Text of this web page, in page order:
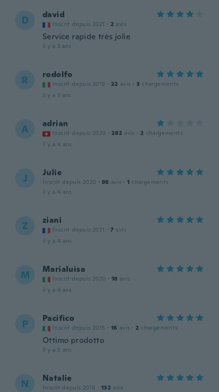
D david
Inscrit depuis 2021 · 2 avis
Service rapide très jolie
il y a 3 ans
R rodolfo
Inscrit depuis 2019 · 22 avis · 3 chargements
il y a 3 ans
A adrian
Inscrit depuis 2020 · 282 avis · 2 chargements
il y a 4 ans
J Julie
Inscrit depuis 2020 · 96 avis · 1 chargements
il y a 4 ans
Z ziani
Inscrit depuis 2021 · 7 avis
il y a 4 ans
M Marialuisa
Inscrit depuis 2020 · 18 avis
il y a 4 ans
P Pacifico
Inscrit depuis 2015 · 16 avis · 2 chargements
Ottimo prodotto
il y a 5 ans
N Natalie
Inscrit depuis 2018 · 132 avis